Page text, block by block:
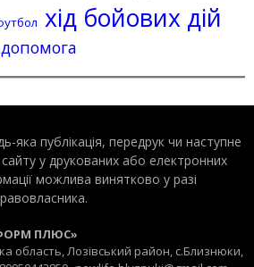
хід бойових дій
яка публiкацiя, передрук чи наступне
у друкованих або електронних
можлива винятково у разі
ПЛЮС»
область, Лозівський район, с.Близнюки,